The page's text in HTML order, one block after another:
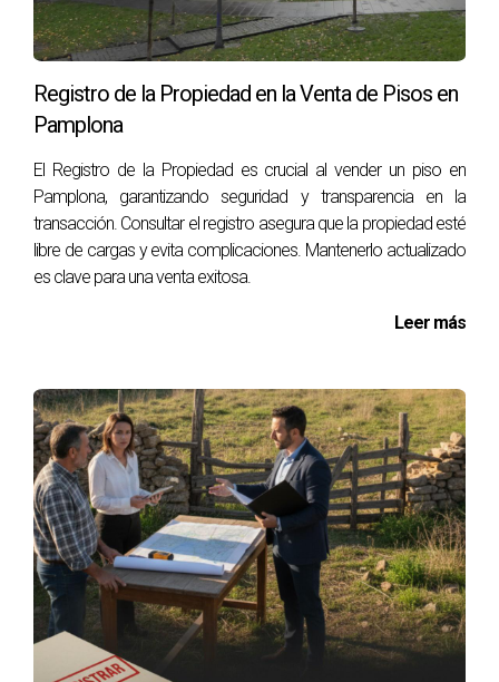
entre 900 y 1,200 euros al mes.
Zona Universitaria: Ideal para jóvenes estudiantes; los
alquileres oscilan entre 1.200 y 1.600 euros.
Barrios periféricos: En áreas como San Jorge o
Buztintxuri, puedes encontrar pisos desde 800 euros.
antes de tomar una decisión final. No dudes en contactar a
un agente local como Arantza Gomez para obtener
asesoramiento personalizado.
CONSEJOS PARA MUDARSE A
Mudarse no solo implica encontrar un lugar donde vivir;
también es esencial integrarse en la comunidad local. Aquí
hay algunos consejos prácticos:
Investiga sobre las escuelas: Si tienes hijos,
asegúrate de conocer las opciones educativas
disponibles.
Conoce la cultura local: Participar en festivales o
eventos comunitarios te ayudará a hacer nuevos
amigos rápidamente.
Explora la gastronomía: No te pierdas la oportunidad
Registro de la Propiedad en la Venta de Pisos en
Pamplona
El Registro de la Propiedad es crucial al vender un piso en
Pamplona, garantizando seguridad y transparencia en la
transacción. Consultar el registro asegura que la propiedad esté
libre de cargas y evita complicaciones. Mantenerlo actualizado
es clave para una venta exitosa.
Leer más